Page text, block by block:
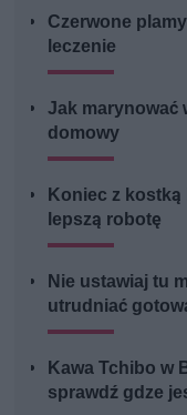
Czerwone
leczenie
Jak marynować
domowy
Koniec z kostką
lepszą robotę
Nie ustawiaj tu
utrudniać
Kawa Tchibo w
sprawdź gdze